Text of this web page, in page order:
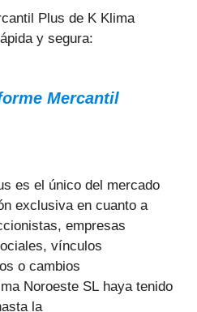
Plus de K Klima
y segura:
Mercantil
es el único del mercado
exclusiva en cuanto a
empresas
vínculos
o cambios
Noroeste SL haya tenido
la